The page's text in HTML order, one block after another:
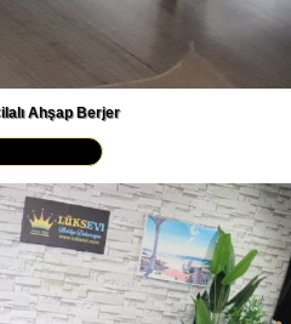
Ahşap Berjer